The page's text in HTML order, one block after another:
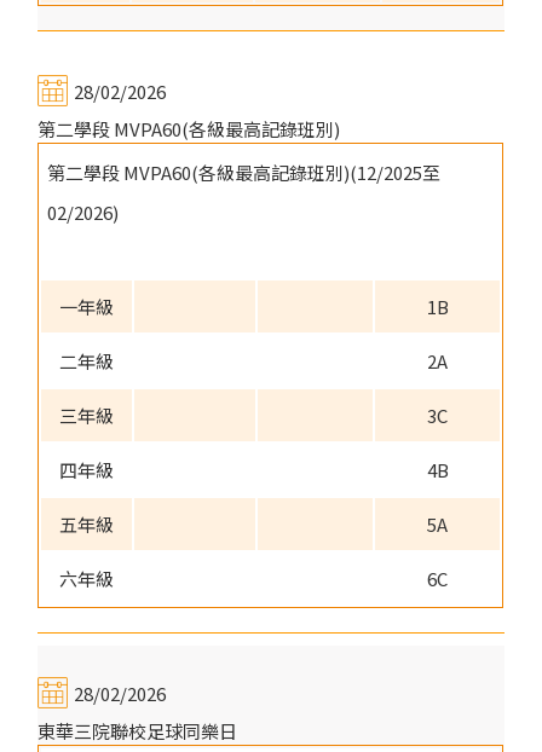
28/02/2026
第二學段 MVPA60(各級最高記錄班別)
第二學段 MVPA60(各級最高記錄班別)(12/2025至
02/2026)
一年級 1B
二年級 2A
三年級 3C
四年級 4B
五年級 5A
六年級 6C
28/02/2026
東華三院聯校足球同樂日